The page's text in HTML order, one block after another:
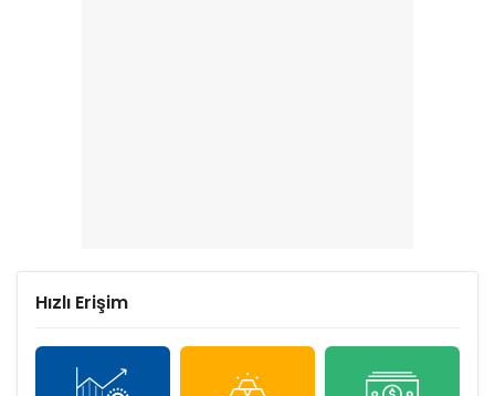
Hızlı Erişim